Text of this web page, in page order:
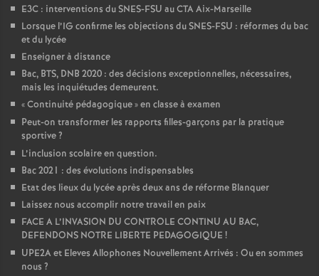
E3C : interventions du SNES-FSU au CTA Aix-Marseille
Lorsque l’IG confirme les objections du SNES-FSU : réformes du bac
et du lycée
Enseigner à distance
Bac, BTS, DNB 2020 : des décisions exceptionnelles, nécessaires,
mais les inquiétudes demeurent.
«Continuité pédagogique» en classe à examen
Peut-on transformer les rapports filles-garçons par la pratique
sportive?
L’inclusion scolaire en question.
Bac 2021 : des évolutions indispensables
Etat des lieux du lycée après deux ans de réforme Blanquer
Laissez nous accomplir notre travail en paix
FACE A L’INVASION DU CONTROLE CONTINU AU BAC,
DEFENDONS NOTRE LIBERTE PEDAGOGIQUE !
UPE2A et Eleves Allophones Nouvellement Arrivés : Ou en sommes
nous ?